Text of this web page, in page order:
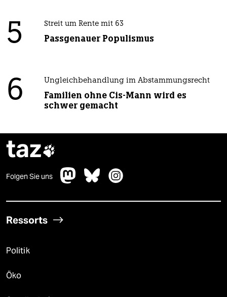
5 Streit um Rente mit 63
Passgenauer Populismus
6 Ungleichbehandlung im Abstammungsrecht
Familien ohne Cis-Mann wird es
schwer gemacht
taz
Folgen Sie uns
Ressorts
Politik
Öko